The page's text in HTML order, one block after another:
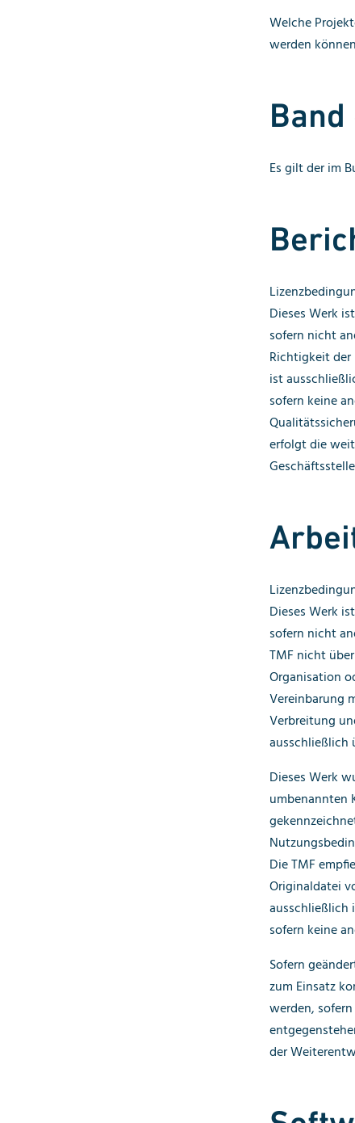
Welche
werden
Es gilt der im
Dieses Werk
sofern nicht
Richtigkeit
ist
sofern keine
erfolgt die
Dieses Werk
sofern nicht
TMF nicht
Organisation
Vereinbarung
Verbreitung
ausschließlich
Dieses Werk
umbenannten
Die TMF
Originaldatei
ausschließlich
sofern keine
Sofern
zum Einsatz
werden,
der